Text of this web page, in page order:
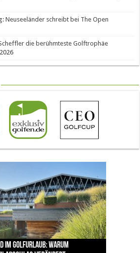
Neuseeländer schreibt bei The Open
die berühmteste Golftrophäe
im Golfurlaub: Warum
Montenegros erste Golf-
Claret Jug: Neuseeländer
Scottie Scheffler die
in Royal Birkdale: Warum der
Linksplatz zu den größten